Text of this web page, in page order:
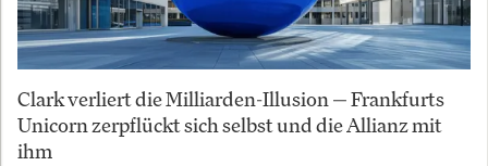
Clark verliert die Milliarden-Illusion — Frankfurts
Unicorn zerpflückt sich selbst und die Allianz mit
ihm